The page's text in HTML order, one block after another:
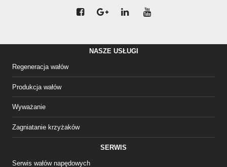
NASZE USŁUGI
Regeneracja wałów
Produkcja wałów
Wyważanie
Zagniatanie krzyżaków
SERWIS
Serwis wałów napędowych